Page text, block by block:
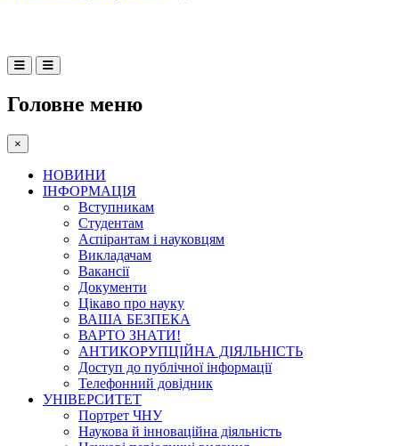
Головне меню
×
НОВИНИ
ІНФОРМАЦІЯ
Вступникам
Студентам
Аспірантам і науковцям
Викладачам
Вакансії
Документи
Цікаво про науку
ВАША БЕЗПЕКА
ВАРТО ЗНАТИ!
АНТИКОРУПЦІЙНА ДІЯЛЬНІСТЬ
Доступ до публічної інформації
Телефонний довідник
УНІВЕРСИТЕТ
Портрет ЧНУ
Наукова й інноваційна діяльність